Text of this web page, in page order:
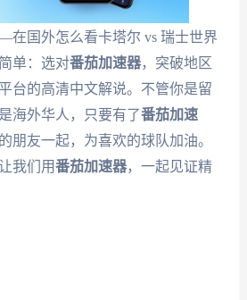
国外怎么看卡塔尔 vs 瑞士世界
单：选对番茄加速器，突破地区
台的高清中文解说。不管你是留
海外华人，只要有了番茄加速
朋友一起，为喜欢的球队加油。
我们用番茄加速器，一起见证精